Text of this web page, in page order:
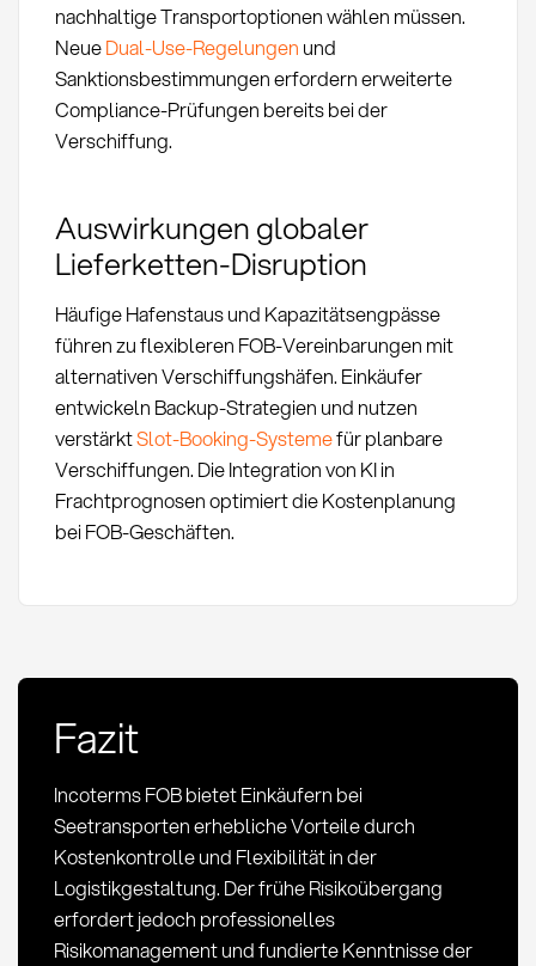
nachhaltige Transportoptionen wählen müssen.
NeueDual-Use-Regelungen und
Sanktionsbestimmungen erfordern erweiterte
Compliance-Prüfungen bereits bei der
Verschiffung.
Auswirkungen globaler
Lieferketten-Disruption
Häufige Hafenstaus und Kapazitätsengpässe
führen zu flexibleren FOB-Vereinbarungen mit
alternativen Verschiffungshäfen. Einkäufer
entwickeln Backup-Strategien und nutzen
verstärktSlot-Booking-Systemefür planbare
Verschiffungen. Die Integration von KI in
Frachtprognosen optimiert die Kostenplanung
bei FOB-Geschäften.
Fazit
Incoterms FOB bietet Einkäufern bei
Seetransporten erhebliche Vorteile durch
Kostenkontrolle und Flexibilität in der
Logistikgestaltung. Der frühe Risikoübergang
erfordert jedoch professionelles
Risikomanagement und fundierte Kenntnisse der